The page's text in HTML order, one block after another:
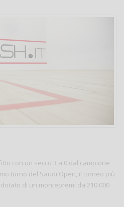
con un secco 3 a 0 dal campione
turno del Saudi Open, il torneo più
di un montepremi da 210.000